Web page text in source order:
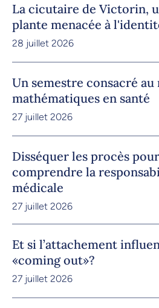
La cicutaire de Victorin,
plante menacée à
28 juillet 2026
Un semestre consacré au
mathématiques en santé
27 juillet 2026
Disséquer les procès pour
comprendre la
médicale
27 juillet 2026
Et si l’attachement
«coming out»?
27 juillet 2026